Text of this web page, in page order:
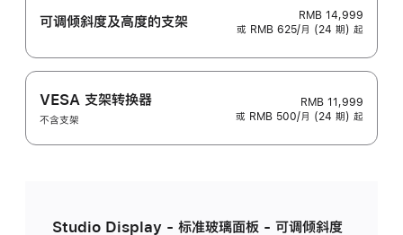
可调倾斜度及高‍度的支‍架
RMB 14,999
或 RMB 625/月 (24 期) 起
VESA 支架转换器
不含支架
RMB 11,999
或 RMB 500/月 (24 期) 起
Studio Display - 标准玻璃面板 - 可调倾斜度